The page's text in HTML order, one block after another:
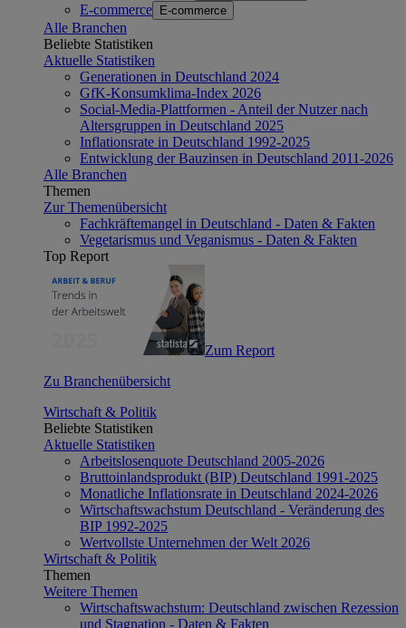
E-commerce E-commerce
Alle Branchen
Beliebte Statistiken
Aktuelle Statistiken
Generationen in Deutschland 2024
GfK-Konsumklima-Index 2026
Social-Media-Plattformen - Anteil der Nutzer nach
Altersgruppen in Deutschland 2025
Inflationsrate in Deutschland 1992-2025
Entwicklung der Bauzinsen in Deutschland 2011-2026
Alle Branchen
Themen
Zur Themenübersicht
Fachkräftemangel in Deutschland - Daten & Fakten
Vegetarismus und Veganismus - Daten & Fakten
Top Report
Zum Report
Zu Branchenübersicht
Wirtschaft & Politik
Beliebte Statistiken
Aktuelle Statistiken
Arbeitslosenquote Deutschland 2005-2026
Bruttoinlandsprodukt (BIP) Deutschland 1991-2025
Monatliche Inflationsrate in Deutschland 2024-2026
Wirtschaftswachstum Deutschland - Veränderung des
BIP 1992-2025
Wertvollste Unternehmen der Welt 2026
Wirtschaft & Politik
Themen
Weitere Themen
Wirtschaftswachstum: Deutschland zwischen Rezession
und Stagnation - Daten & Fakten